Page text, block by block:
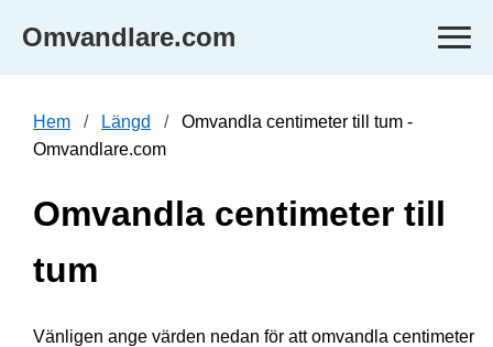
Omvandlare.com
Hem Längd
Omvandla centimeter till tum -
Omvandlare.com
Omvandla centimeter till
tum
Vänligen ange värden nedan för att omvandla centimeter